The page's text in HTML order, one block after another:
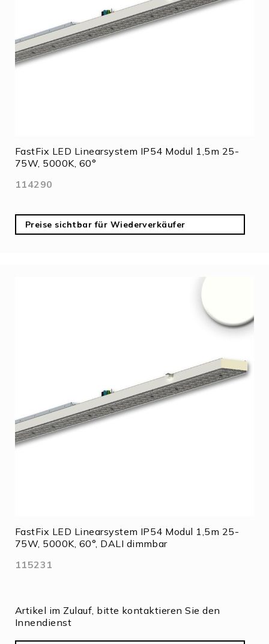
FastFix LED Linearsystem IP54 Modul 1,5m 25-
75W, 5000K, 60°
114290
Preise sichtbar für Wiederverkäufer
FastFix LED Linearsystem IP54 Modul 1,5m 25-
75W, 5000K, 60°, DALI dimmbar
115231
Artikel im Zulauf, bitte kontaktieren Sie den
Innendienst